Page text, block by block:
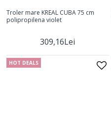
Troler mare KREAL CUBA 75 cm
polipropilena violet
309,16Lei
HOT DEALS